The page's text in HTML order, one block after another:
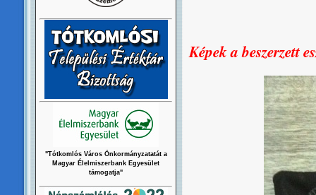
Képek a beszerzett
"Tótkomlós Város Önkormányzatatát a
Magyar Élelmiszerbank Egyesület
támogatja"